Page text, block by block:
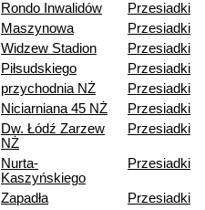
Rondo Inwalidów
Przesiadki
Maszynowa
Przesiadki
Widzew Stadion
Przesiadki
Piłsudskiego
Przesiadki
przychodnia NŻ
Przesiadki
Niciarniana 45 NŻ
Przesiadki
Dw. Łódź Zarzew
NŻ
Przesiadki
Nurta-
Kaszyńskiego
Przesiadki
Zapadła
Przesiadki